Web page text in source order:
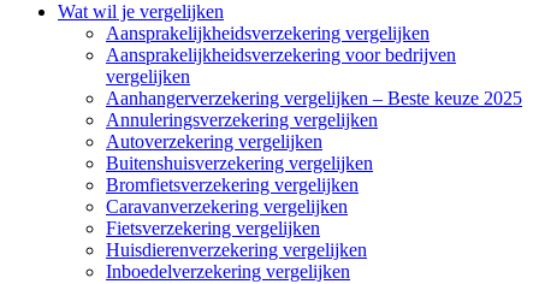
Wat wil je vergelijken
Aansprakelijkheidsverzekering vergelijken
Aansprakelijkheidsverzekering voor bedrijven
vergelijken
Aanhangerverzekering vergelijken – Beste keuze 2025
Annuleringsverzekering vergelijken
Autoverzekering vergelijken
Buitenshuisverzekering vergelijken
Bromfietsverzekering vergelijken
Caravanverzekering vergelijken
Fietsverzekering vergelijken
Huisdierenverzekering vergelijken
Inboedelverzekering vergelijken